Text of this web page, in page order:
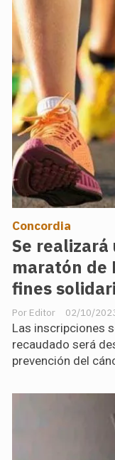
Se realizará
maratón de
fines
Editor
Concordia
02/10/
Las inscripciones
recaudado será
prevención del